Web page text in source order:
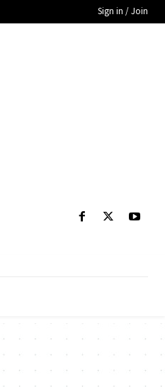
Sign in / Join